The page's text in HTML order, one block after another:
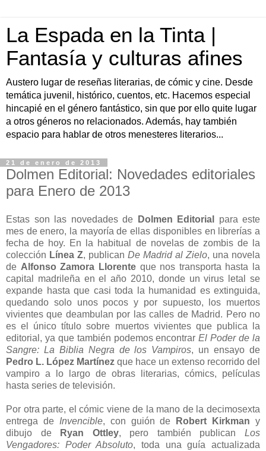
La Espada en la Tinta |
Fantasía y culturas afines
Austero lugar de reseñas literarias, de cómic y cine. Desde
temática juvenil, histórico, cuentos, etc. Hacemos especial
hincapié en el género fantástico, sin que por ello quite lugar
a otros géneros no relacionados. Además, hay también
espacio para hablar de otros menesteres literarios...
21 de enero de 2013
Dolmen Editorial: Novedades editoriales
para Enero de 2013
Estas son las novedades de Dolmen Editorial para este
mes de enero, la mayoría de ellas disponibles en librerías a
fecha de hoy. En la habitual de novelas de zombis de la
colección Línea Z, publican De Madrid al Zielo, una novela
de Alfonso Zamora Llorenteque nos transporta hasta la
capital madrileña en el año 2010, donde un virus letal se
expande hasta que casi toda la humanidad es extinguida,
quedando solo unos pocos y por supuesto, los muertos
vivientes que deambulan por las calles de Madrid. Pero no
es el único título sobre muertos vivientes que publica la
editorial, ya que también podemos encontrarEl Poder de la
Sangre: La Biblia Negra de los Vampiros, un ensayo de
Pedro L. López Martínez que hace un extenso recorrido del
vampiro a lo largo de obras literarias, cómics, películas
hasta series de televisión.
Por otra parte, el cómic viene de la mano de la decimosexta
entrega de Invencible, con guión de Robert Kirkman y
dibujo de
Ryan Ottley, pero también publicanLos
Vengadores: Poder Absoluto, toda una guía actualizada